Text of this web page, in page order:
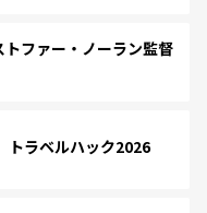
ファー・ノーラン監督
ラベルハック2026